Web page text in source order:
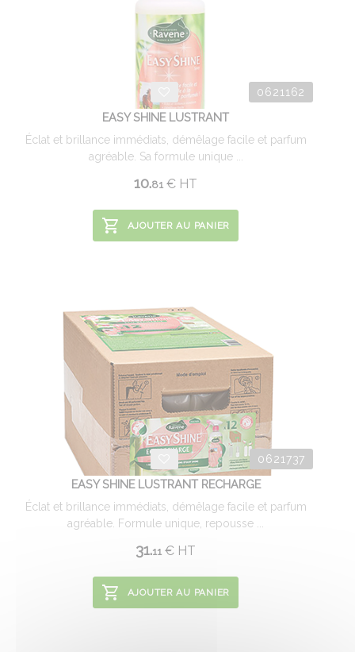
0621162
EASY SHINE LUSTRANT
Éclat et brillance immédiats, démêlage facile et parfum
agréable. Sa formule unique ...
10.81 € HT
AJOUTER AU PANIER
0621737
EASY SHINE LUSTRANT RECHARGE
Éclat et brillance immédiats, démêlage facile et parfum
agréable. Formule unique, repousse ...
31.11 € HT
AJOUTER AU PANIER